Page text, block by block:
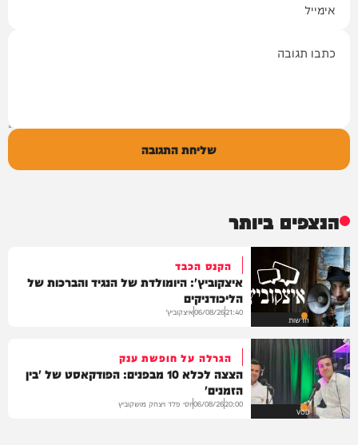
שליחת התגובה
הנצפים ביותר
חדשות
הקנס הכבד
איצקוביץ': היומולדת של הנגיד והברכות של
הליכודניקים
21:40
06/08/26איצקוביץ'
VOD
הגרלה על חופשת ענק
הצצה לכלא 10 מבפנים: הפודקאסט של 'בין
הזמנים'
20:00
06/08/26יוסי פלד ויצחק מושקוביץ